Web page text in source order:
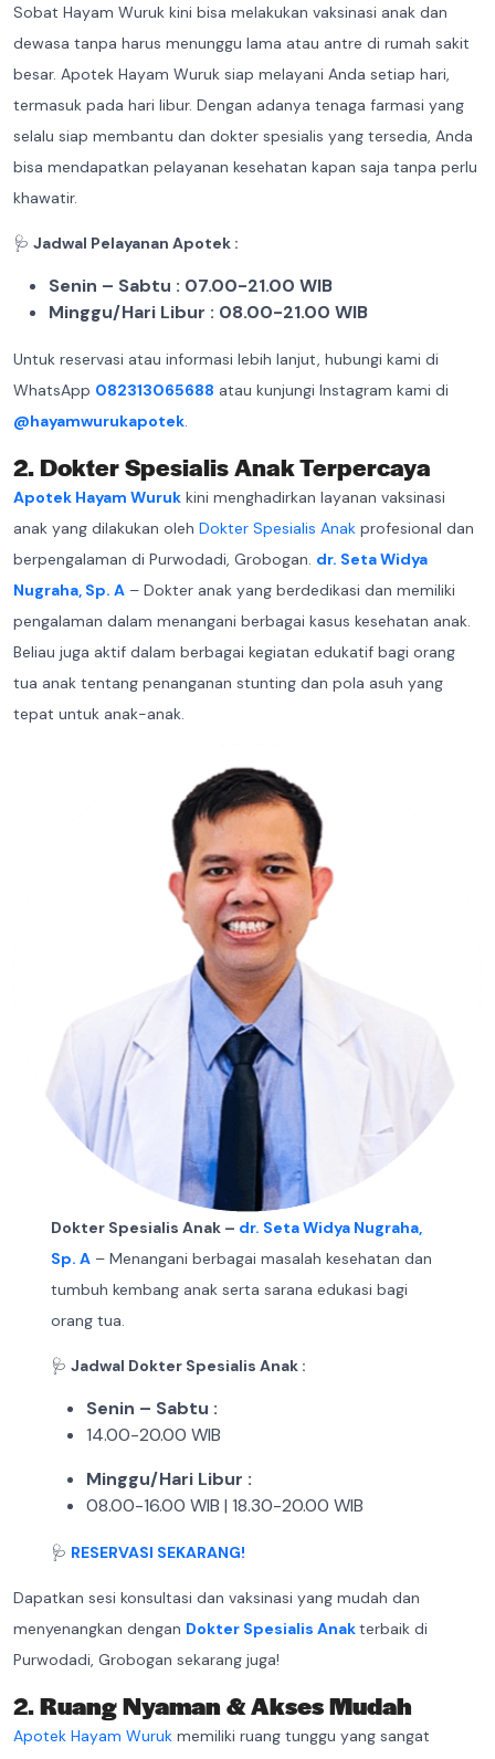
Sobat Hayam Wuruk kini bisa melakukan vaksinasi anak dan
dewasa tanpa harus menunggu lama atau antre di rumah sakit
besar. Apotek Hayam Wuruk siap melayani Anda setiap hari,
termasuk pada hari libur. Dengan adanya tenaga farmasi yang
selalu siap membantu dan dokter spesialis yang tersedia, Anda
bisa mendapatkan pelayanan kesehatan kapan saja tanpa perlu
khawatir.
🩺 Jadwal Pelayanan Apotek :
Senin – Sabtu : 07.00-21.00 WIB
Minggu/Hari Libur : 08.00-21.00 WIB
Untuk reservasi atau informasi lebih lanjut, hubungi kami di
WhatsApp 082313065688 atau kunjungi Instagram kami di
@hayamwurukapotek.
2. Dokter Spesialis Anak Terpercaya
Apotek Hayam Wuruk kini menghadirkan layanan vaksinasi
anak yang dilakukan oleh Dokter Spesialis Anak profesional dan
berpengalaman di Purwodadi, Grobogan. dr. Seta Widya
Nugraha, Sp. A – Dokter anak yang berdedikasi dan memiliki
pengalaman dalam menangani berbagai kasus kesehatan anak.
Beliau juga aktif dalam berbagai kegiatan edukatif bagi orang
tua anak tentang penanganan stunting dan pola asuh yang
tepat untuk anak-anak.
Dokter Spesialis Anak – dr. Seta Widya Nugraha,
Sp. A– Menangani berbagai masalah kesehatan dan
tumbuh kembang anak serta sarana edukasi bagi
orang tua.
🩺 Jadwal Dokter Spesialis Anak :
Senin – Sabtu :
14.00-20.00 WIB
Minggu/Hari Libur :
08.00-16.00 WIB | 18.30-20.00 WIB
🩺 RESERVASI SEKARANG!
Dapatkan sesi konsultasi dan vaksinasi yang mudah dan
menyenangkan dengan Dokter Spesialis Anakterbaik di
Purwodadi, Grobogan sekarang juga!
2.Ruang Nyaman & Akses Mudah
Apotek Hayam Wuruk memiliki ruang tunggu yang sangat